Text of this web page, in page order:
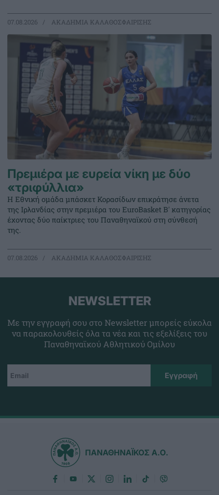
07.08.2026 ΑΚΑΔΗΜΙΑ ΚΑΛΑΘΟΣΦΑΙΡΙΣΗΣ
Πρεμιέρα με ευρεία νίκη με δύο
«τριφύλλια»
Η Εθνική ομάδα μπάσκετ Κορασίδων επικράτησε άνετα
της Ιρλανδίας στην πρεμιέρα του EuroBasket Β' κατηγορίας
έχοντας δύο παίκτριες του Παναθηναϊκού στη σύνθεσή
της.
07.08.2026 ΑΚΑΔΗΜΙΑ ΚΑΛΑΘΟΣΦΑΙΡΙΣΗΣ
NEWSLETTER
Με την εγγραφή σου στο Newsletter μπορείς εύκολα
να παρακολουθείς όλα τα νέα και τις εξελίξεις του
Παναθηναϊκού Αθλητικού Ομίλου
ΠΑΝΑΘΗΝΑΪΚΟΣ Α.Ο.